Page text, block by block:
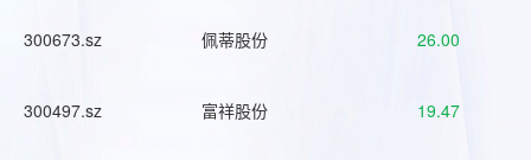
300673.sz 佩蒂股份 26.00
300497.sz 富祥股份 19.47